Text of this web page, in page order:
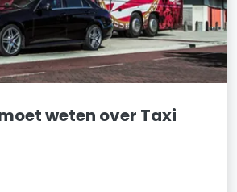
weten over Taxi